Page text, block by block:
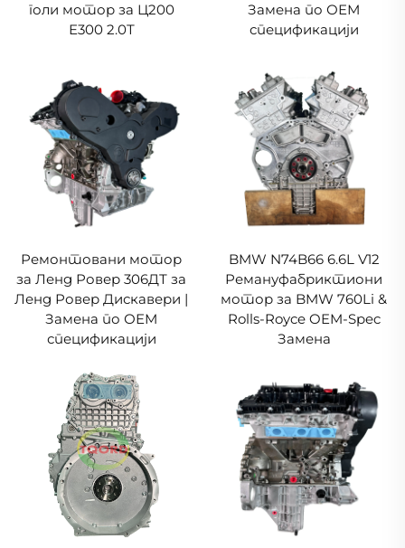
голи мотор за Ц200
Е300 2.0Т
Замена по ОЕМ
спецификацији
Ремонтовани мотор
за Ленд Ровер 306ДТ за
Ленд Ровер Дискавери |
Замена по ОЕМ
спецификацији
BMW N74B66 6.6L V12
Ремануфабриктиони
мотор за BMW 760Li &
Rolls-Royce OEM-Spec
Замена